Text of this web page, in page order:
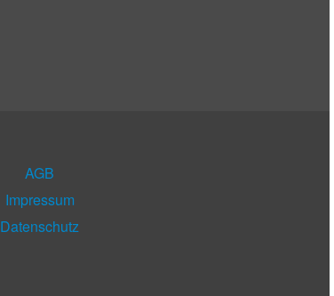
AGB
Impressum
Datenschutz